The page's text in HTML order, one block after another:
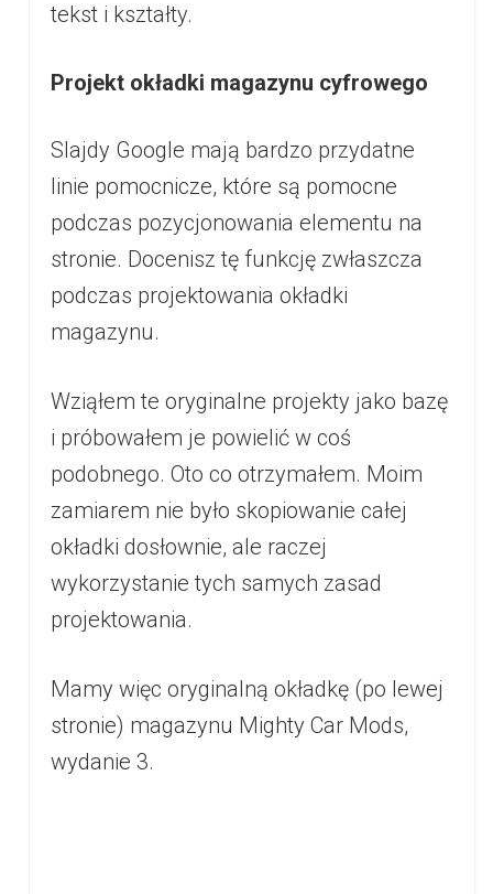
tekst i kształty.
Projekt okładki magazynu cyfrowego
Slajdy Google mają bardzo przydatne
linie pomocnicze, które są pomocne
podczas pozycjonowania elementu na
stronie. Docenisz tę funkcję zwłaszcza
podczas projektowania okładki
magazynu.
Wziąłem te oryginalne projekty jako bazę
i próbowałem je powielić w coś
podobnego. Oto co otrzymałem. Moim
zamiarem nie było skopiowanie całej
okładki dosłownie, ale raczej
wykorzystanie tych samych zasad
projektowania.
Mamy więc oryginalną okładkę (po lewej
stronie) magazynu Mighty Car Mods,
wydanie 3.